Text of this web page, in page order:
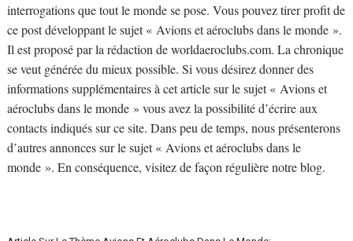
interrogations que tout le monde se pose. Vous pouvez tirer profit de
ce post développant le sujet « Avions et aéroclubs dans le monde ».
Il est proposé par la rédaction de worldaeroclubs.com. La chronique
se veut générée du mieux possible. Si vous désirez donner des
informations supplémentaires à cet article sur le sujet « Avions et
aéroclubs dans le monde » vous avez la possibilité d’écrire aux
contacts indiqués sur ce site. Dans peu de temps, nous présenterons
d’autres annonces sur le sujet « Avions et aéroclubs dans le
monde ». En conséquence, visitez de façon régulière notre blog.